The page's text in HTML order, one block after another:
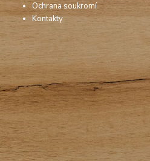
Ochrana soukromí
Kontakty